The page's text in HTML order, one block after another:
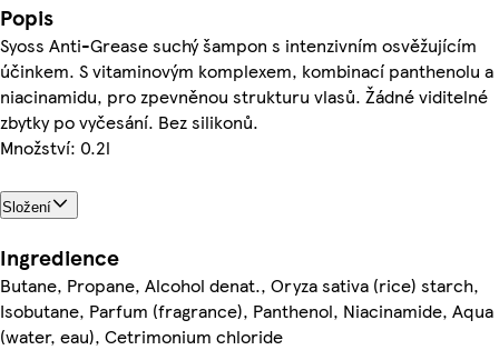
Popis
Syoss Anti-Grease suchý šampon s intenzivním osvěžujícím
účinkem. S vitaminovým komplexem, kombinací panthenolu a
niacinamidu, pro zpevněnou strukturu vlasů. Žádné viditelné
zbytky po vyčesání. Bez silikonů.
Množství: 0.2l
Složení
Ingredience
Butane, Propane, Alcohol denat., Oryza sativa (rice) starch,
Isobutane, Parfum (fragrance), Panthenol, Niacinamide, Aqua
(water, eau), Cetrimonium chloride